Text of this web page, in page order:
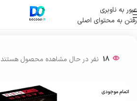
عبور به ناوبری
رفتن به محتوای اصلی
خانه/ قطعات کامپیوتر
18 نفر در حال مشاهده محصول هستند
اتمام موجودی